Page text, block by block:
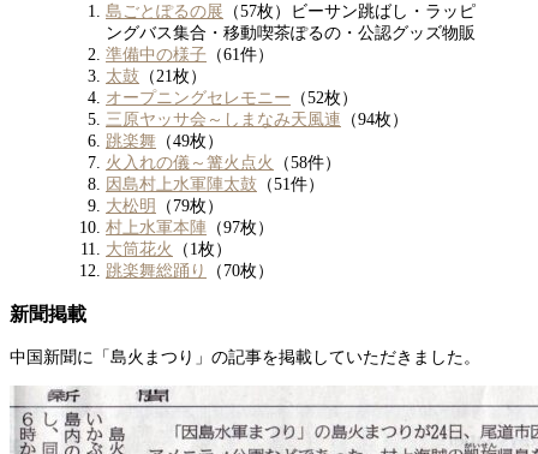
島ごとぽるの展 （57枚）ビーサン跳ばし・ラッピ
ングバス集合・移動喫茶ぽるの・公認グッズ物販
準備中の様子 （61件）
太鼓 （21枚）
オープニングセレモニー （52枚）
三原ヤッサ会～しまなみ天風連 （94枚）
跳楽舞 （49枚）
火入れの儀～篝火点火
（58件）
因島村上水軍陣太鼓 （51件）
大松明
（79枚）
村上水軍本陣 （97枚）
大筒花火
（1枚）
跳楽舞総踊り
（70枚）
新聞掲載
中国新聞に「島火まつり」の記事を掲載していただきました。